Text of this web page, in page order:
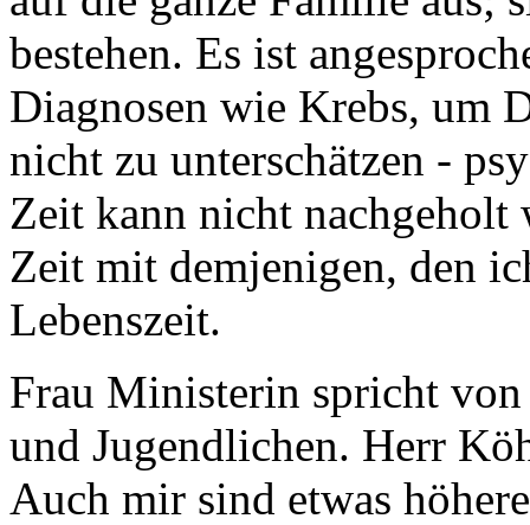
bestehen. Es ist
Diagnosen wie Krebs, um
nicht zu unterschätzen -
Zeit kann nicht nachgeholt
Zeit mit demjenigen, den
Lebenszeit.
Frau Ministerin spricht
und Jugendlichen. Herr
Auch mir sind etwas